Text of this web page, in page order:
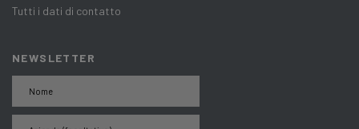
Tutti i dati di contatto
NEWSLETTER